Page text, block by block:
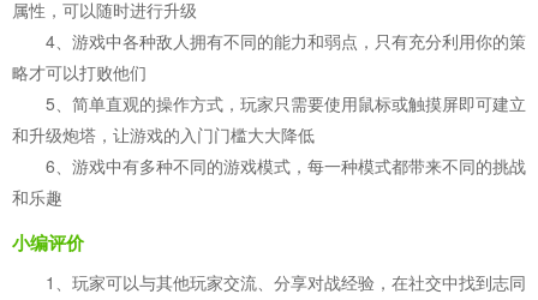
属性，可以随时进行升级
4、游戏中各种敌人拥有不同的能力和弱点，只有充分利用你的策
略才可以打败他们
5、简单直观的操作方式，玩家只需要使用鼠标或触摸屏即可建立
和升级炮塔，让游戏的入门门槛大大降低
6、游戏中有多种不同的游戏模式，每一种模式都带来不同的挑战
和乐趣
小编评价
1、玩家可以与其他玩家交流、分享对战经验，在社交中找到志同